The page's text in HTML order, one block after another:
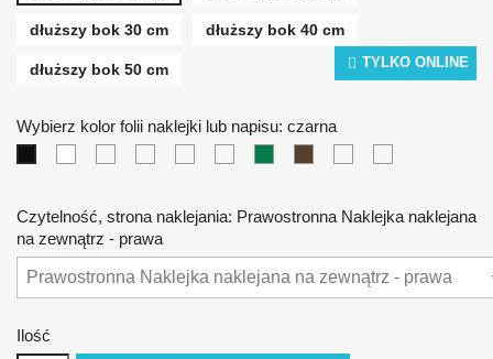
TYLKO ONLINE
dłuższy bok 30 cm dłuższy bok 40 cm
dłuższy bok 50 cm
Wybierz kolor folii naklejki lub napisu: czarna
Czytelność, strona naklejania: Prawostronna Naklejka naklejana
na zewnątrz - prawa
Ilość